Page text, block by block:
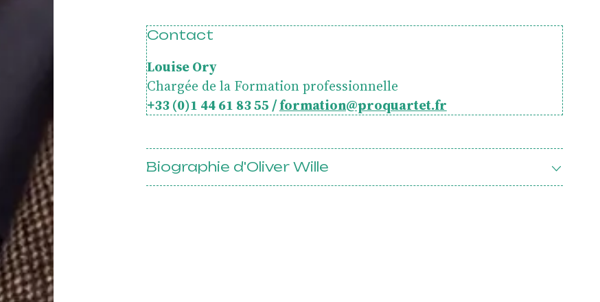
Contact
Louise Ory
Chargée de la Formation professionnelle
+33 (0)1 44 61 83 55 /formation@proquartet.fr
Biographie d'Oliver Wille